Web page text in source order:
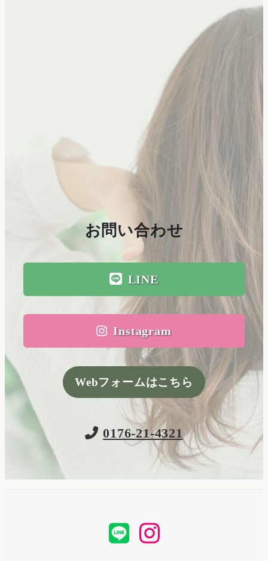
青森県の美容サロン
「イチロウ美容院」でも大好評な
森里(シンリ)のヘアケア美容品を
絶賛販売中！
商品のご購入はこちら
お問い合わせ
LINE
Instagram
Webフォームはこちら
0176-21-4321
LINE Instagram